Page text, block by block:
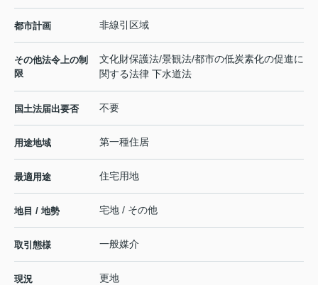
都市計画 非線引区域
その他法令上の制
限
文化財保護法/景観法/都市の低炭素化の促進に
関する法律 下水道法
国土法届出要否 不要
用途地域 第一種住居
最適用途 住宅用地
地目 / 地勢 宅地 / その他
取引態様 一般媒介
現況 更地